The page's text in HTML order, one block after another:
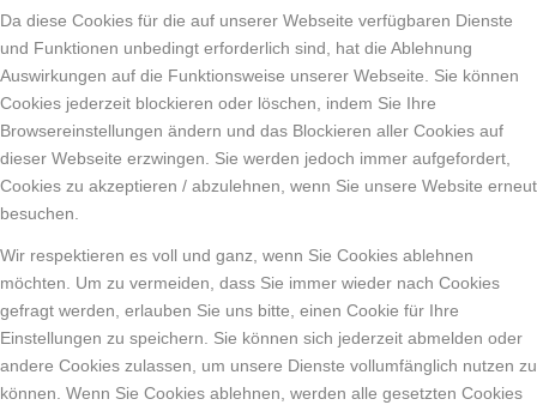
Da diese Cookies für die auf unserer Webseite verfügbaren Dienste
und Funktionen unbedingt erforderlich sind, hat die Ablehnung
Auswirkungen auf die Funktionsweise unserer Webseite. Sie können
Cookies jederzeit blockieren oder löschen, indem Sie Ihre
Browsereinstellungen ändern und das Blockieren aller Cookies auf
dieser Webseite erzwingen. Sie werden jedoch immer aufgefordert,
Cookies zu akzeptieren / abzulehnen, wenn Sie unsere Website erneut
besuchen.
Wir respektieren es voll und ganz, wenn Sie Cookies ablehnen
möchten. Um zu vermeiden, dass Sie immer wieder nach Cookies
gefragt werden, erlauben Sie uns bitte, einen Cookie für Ihre
Einstellungen zu speichern. Sie können sich jederzeit abmelden oder
andere Cookies zulassen, um unsere Dienste vollumfänglich nutzen zu
können. Wenn Sie Cookies ablehnen, werden alle gesetzten Cookies